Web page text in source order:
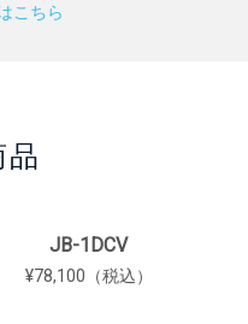
こちら
品
JB-1DCV
¥78,100（税込）